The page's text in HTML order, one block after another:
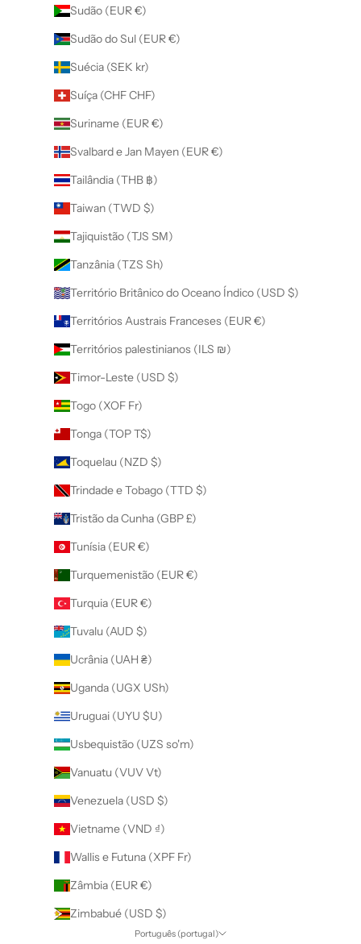
Sudão (EUR €)
Sudão do Sul (EUR €)
Suécia (SEK kr)
Suíça (CHF CHF)
Suriname (EUR €)
Svalbard e Jan Mayen (EUR €)
Tailândia (THB ฿)
Taiwan (TWD $)
Tajiquistão (TJS ЅМ)
Tanzânia (TZS Sh)
Território Britânico do Oceano Índico (USD $)
Territórios Austrais Franceses (EUR €)
Territórios palestinianos (ILS ₪)
Timor-Leste (USD $)
Togo (XOF Fr)
Tonga (TOP T$)
Toquelau (NZD $)
Trindade e Tobago (TTD $)
Tristão da Cunha (GBP £)
Tunísia (EUR €)
Turquemenistão (EUR €)
Turquia (EUR €)
Tuvalu (AUD $)
Ucrânia (UAH ₴)
Uganda (UGX USh)
Uruguai (UYU $U)
Usbequistão (UZS so'm)
Vanuatu (VUV Vt)
Venezuela (USD $)
Vietname (VND ₫)
Wallis e Futuna (XPF Fr)
Zâmbia (EUR €)
Zimbabué (USD $)
Português (portugal)